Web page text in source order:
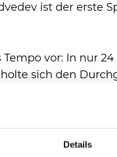
Details
ist der erste
vor: In nur
sich den
freien Punkten
Stand von 5:5.
den dritten
2022, der im